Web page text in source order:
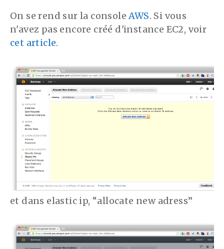
On se rend sur la consoleAWS. Si vous
n'avez pas encore créé d'instance EC2, voir
cet article.
et dans elastic ip, “allocate new adress”